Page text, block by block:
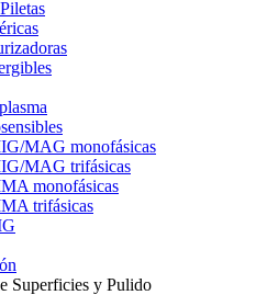
MAG monofásicas
MAG trifásicas
monofásicas
trifásicas
Superficies y Pulido